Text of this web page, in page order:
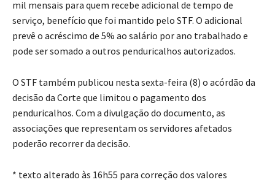
mil mensais para quem recebe adicional de tempo de
serviço, benefício que foi mantido pelo STF. O adicional
prevê o acréscimo de 5% ao salário por ano trabalhado e
pode ser somado a outros penduricalhos autorizados.
O STF também publicou nesta sexta-feira (8) o acórdão da
decisão da Corte que limitou o pagamento dos
penduricalhos. Com a divulgação do documento, as
associações que representam os servidores afetados
poderão recorrer da decisão.
* texto alterado às 16h55 para correção dos valores